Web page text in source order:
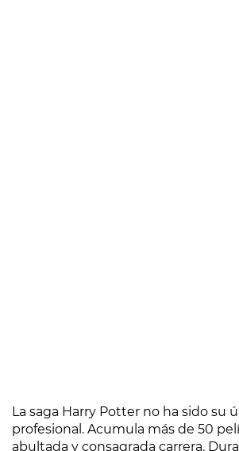
La saga Harry Potter no ha sido su
profesional. Acumula más de 50
abultada y consagrada carrera.